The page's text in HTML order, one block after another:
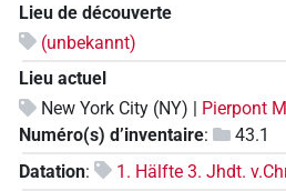
Lieu de découverte
(unbekannt)
Lieu actuel
New York City (NY) |
Pierpont
Numéro(s) d’inventaire:
43.1
Datation:
1. Hälfte 3. Jhdt.